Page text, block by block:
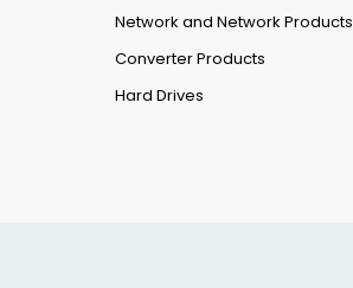
Network and Network Products
Converter Products
Hard Drives